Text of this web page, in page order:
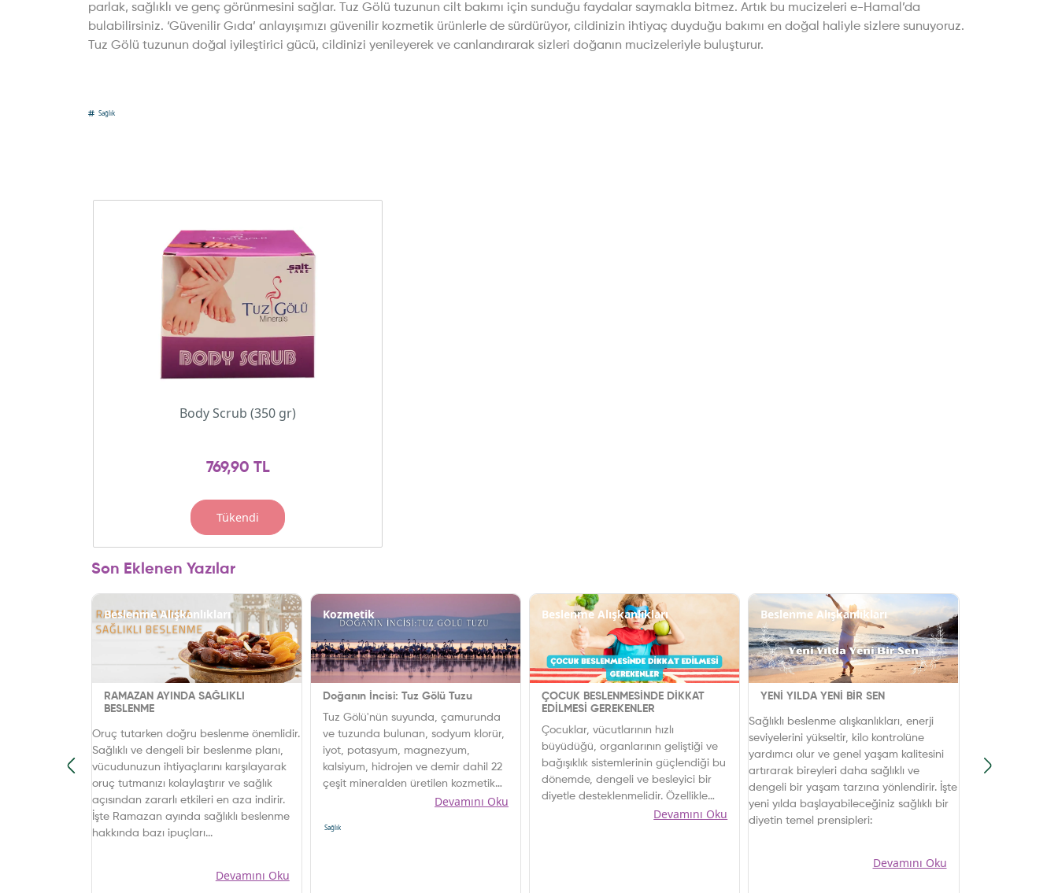
Sağlık
parlak, sağlıklı ve genç görünmesini sağlar. Tuz Gölü tuzunun cilt bakımı için sunduğu faydalar saymakla bitmez. Artık bu mucizeleri e-Hamal’da
bulabilirsiniz. ‘Güvenilir Gıda’ anlayışımızı güvenilir kozmetik ürünlerle de sürdürüyor, cildinizin ihtiyaç duyduğu bakımı en doğal haliyle sizlere sunuyoruz.
Tuz Gölü tuzunun doğal iyileştirici gücü, cildinizi yenileyerek ve canlandırarak sizleri doğanın mucizeleriyle buluşturur.
Body Scrub (350 gr)
769,90 TL
Tükendi
Son Eklenen Yazılar
Beslenme Alışkanlıkları
RAMAZAN AYINDA SAĞLIKLI
BESLENME
Oruç tutarken doğru beslenme önemlidir.
Sağlıklı ve dengeli bir beslenme planı,
vücudunuzun ihtiyaçlarını karşılayarak
oruç tutmanızı kolaylaştırır ve sağlık
açısından zararlı etkileri en aza indirir.
İşte Ramazan ayında sağlıklı beslenme
hakkında bazı ipuçları...
Devamını Oku
Sağlık
Kozmetik
Doğanın İncisi: Tuz Gölü Tuzu
Tuz Gölü'nün suyunda, çamurunda
ve tuzunda bulunan, sodyum klorür,
iyot, potasyum, magnezyum,
kalsiyum, hidrojen ve demir dahil 22
çeşit mineralden üretilen kozmetik
ürünler şimdi e-Hamal’ da…Devamını Oku
Beslenme Alışkanlıkları
ÇOCUK BESLENMESİNDE DİKKAT
EDİLMESİ GEREKENLER
Çocuklar, vücutlarının hızlı
büyüdüğü, organlarının geliştiği ve
bağışıklık sistemlerinin güçlendiği bu
dönemde, dengeli ve besleyici bir
diyetle desteklenmelidir. Özellikle
protein, vitamin, mineral ve omega-
Devamını Oku
Beslenme Alışkanlıkları
YENİ YILDA YENİ BİR SEN
Sağlıklı beslenme alışkanlıkları, enerji
seviyelerini yükseltir, kilo kontrolüne
yardımcı olur ve genel yaşam kalitesini
artırarak bireyleri daha sağlıklı ve
dengeli bir yaşam tarzına yönlendirir. İşte
yeni yılda başlayabileceğiniz sağlıklı bir
diyetin temel prensipleri:
Devamını Oku
noktada